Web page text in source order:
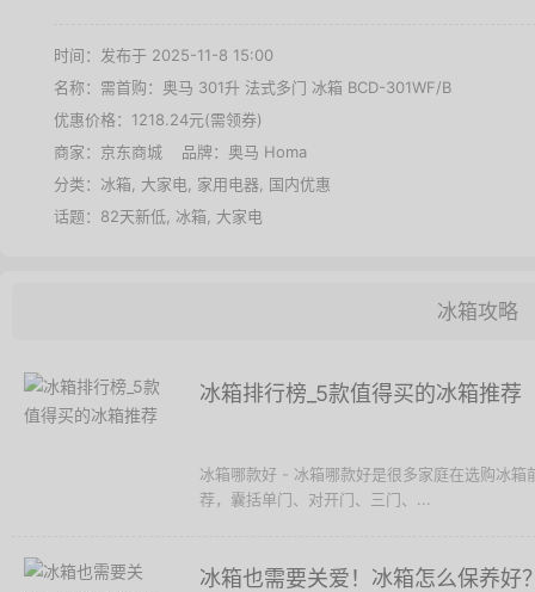
时间：发布于 2025-11-8 15:00
名称： 需首购：奥马 301升 法式多门 冰箱 BCD-301WF/B
优惠价格： 1218.24元(需领券)
商家： 京东商城 品牌： 奥马 Homa
分类： 冰箱 大家电 家用电器 国内优惠
话题： 82天新低 冰箱 大家电
冰箱攻略
冰箱排行榜_5款值得买的冰箱推荐
冰箱哪款好 - 冰箱哪款好是很多家庭在选购冰
荐，囊括单门、对开门、三门、...
冰箱也需要关爱！冰箱怎么保养好